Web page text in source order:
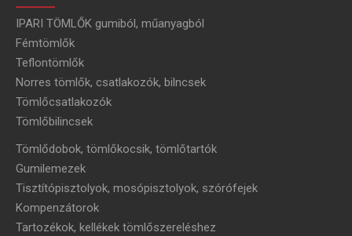
IPARI TÖMLŐK gumiból, műanyagból
Fémtömlők
Teflontömlők
Norres tömlők, csatlakozók, bilncsek
Tömlőcsatlakozók
Tömlőbilincsek
Tömlődobok, tömlőkocsik, tömlőtartók
Gumilemezek
Tisztítópisztolyok, mosópisztolyok, szórófejek
Kompenzátorok
Tartozékok, kellékek tömlőszereléshez